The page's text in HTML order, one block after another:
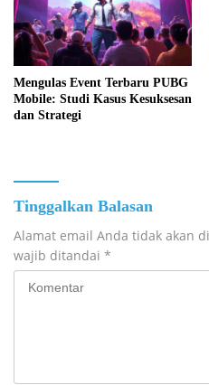
Mengulas Event Terbaru PUBG
Mobile: Studi Kasus Kesuksesan
dan Strategi
Tinggalkan Balasan
Alamat email Anda tidak akan
wajib ditandai *